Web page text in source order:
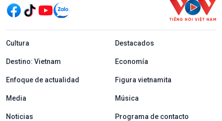
menu footer tiếng Tây ban nha
Cultura Destacados
Destino: Vietnam Economía
Enfoque de actualidad Figura vietnamita
Media Música
Noticias Programa de contacto